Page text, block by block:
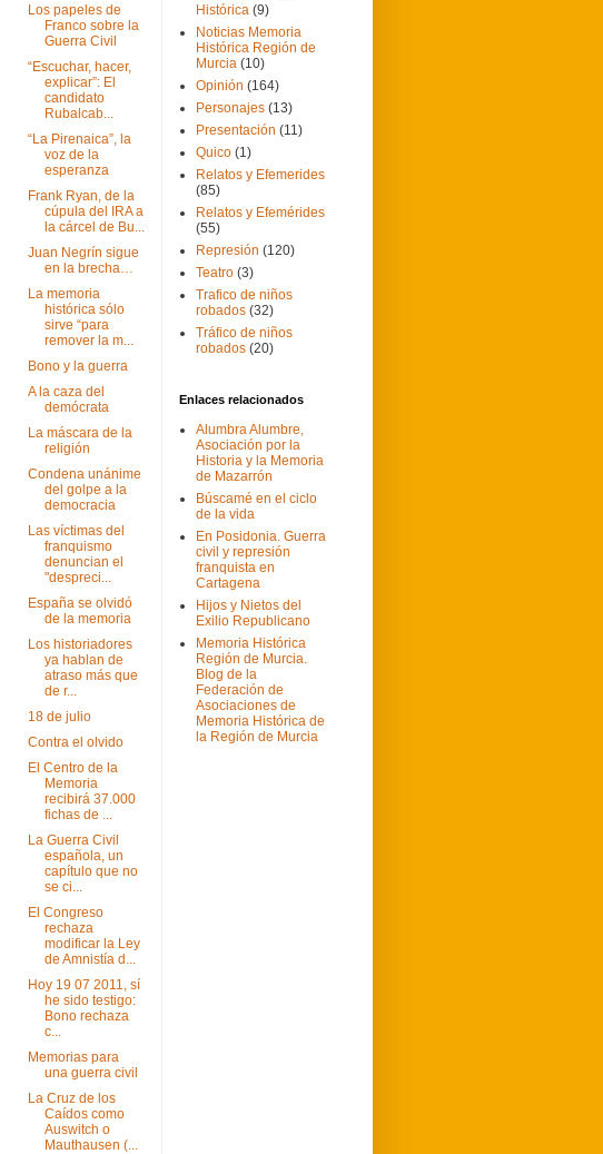
Los papeles de
Franco sobre la
Guerra Civil
“Escuchar, hacer,
explicar”: El
candidato
Rubalcab...
“La Pirenaica”, la
voz de la
esperanza
Frank Ryan, de la
cúpula del IRA a
la cárcel de Bu...
Juan Negrín sigue
en la brecha…
La memoria
histórica sólo
sirve “para
remover la m...
Bono y la guerra
A la caza del
demócrata
La máscara de la
religión
Condena unánime
del golpe a la
democracia
Las víctimas del
franquismo
denuncian el
"despreci...
España se olvidó
de la memoria
Los historiadores
ya hablan de
atraso más que
de r...
18 de julio
Contra el olvido
El Centro de la
Memoria
recibirá 37.000
fichas de ...
La Guerra Civil
española, un
capítulo que no
se ci...
El Congreso
rechaza
modificar la Ley
de Amnistía d...
Hoy 19 07 2011, sí
he sido testigo:
Bono rechaza
c...
Memorias para
una guerra civil
La Cruz de los
Caídos como
Auswitch o
Mauthausen (...
Histórica (9)
Noticias Memoria
Histórica Región de
Murcia (10)
Opinión (164)
Personajes (13)
Presentación (11)
Quico (1)
Relatos y Efemerides
(85)
Relatos y Efemérides
(55)
Represión (120)
Teatro (3)
Trafico de niños
robados (32)
Tráfico de niños
robados (20)
Enlaces relacionados
Alumbra Alumbre,
Asociación por la
Historia y la Memoria
de Mazarrón
Búscamé en el ciclo
de la vida
En Posidonia. Guerra
civil y represión
franquista en
Cartagena
Hijos y Nietos del
Exilio Republicano
Memoria Histórica
Región de Murcia.
Blog de la
Federación de
Asociaciones de
Memoria Histórica de
la Región de Murcia